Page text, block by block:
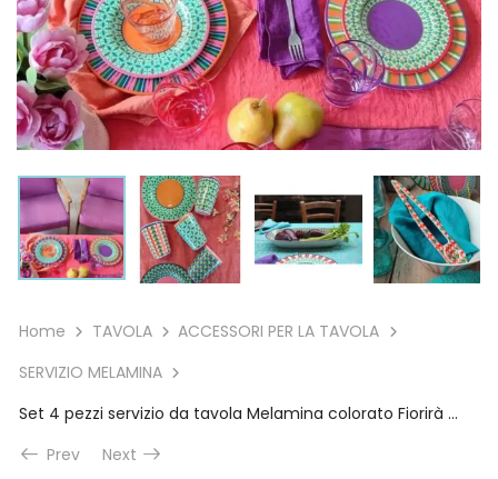
Home TAVOLA
ACCESSORI PER LA TAVOLA
SERVIZIO MELAMINA
Set 4 pezzi servizio da tavola Melamina colorato Fiorirà un Giardino
Prev
Next